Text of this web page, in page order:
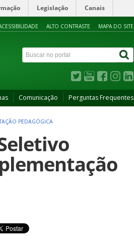
Legislação Canais
ALTO CONTRASTE MAPA DO SITE
Comunicação Perguntas Frequentes
PEDAGÓGICA